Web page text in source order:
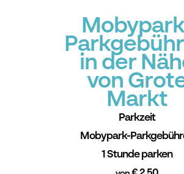
in der
von
Markt
Parkzeit
Mobypark-
1 Stunde parken